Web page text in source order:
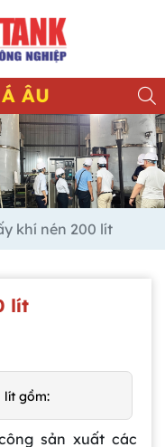
ÂU
khí nén 200 lít
lít
lít gồm:
sản xuất các